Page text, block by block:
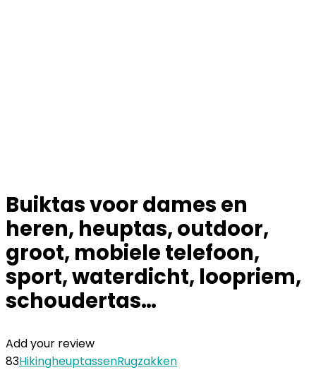
Buiktas voor dames en
heren, heuptas, outdoor,
groot, mobiele telefoon,
sport, waterdicht, loopriem,
schoudertas…
Add your review
83HikingheuptassenRugzakken